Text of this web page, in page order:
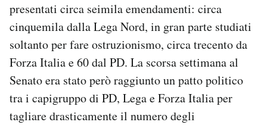
presentati circa seimila emendamenti: circa
cinquemila dalla Lega Nord, in gran parte studiati
soltanto per fare ostruzionismo, circa trecento da
Forza Italia e 60 dal PD. La scorsa settimana al
Senato era stato però raggiunto un patto politico
tra i capigruppo di PD, Lega e Forza Italia per
tagliare drasticamente il numero degli